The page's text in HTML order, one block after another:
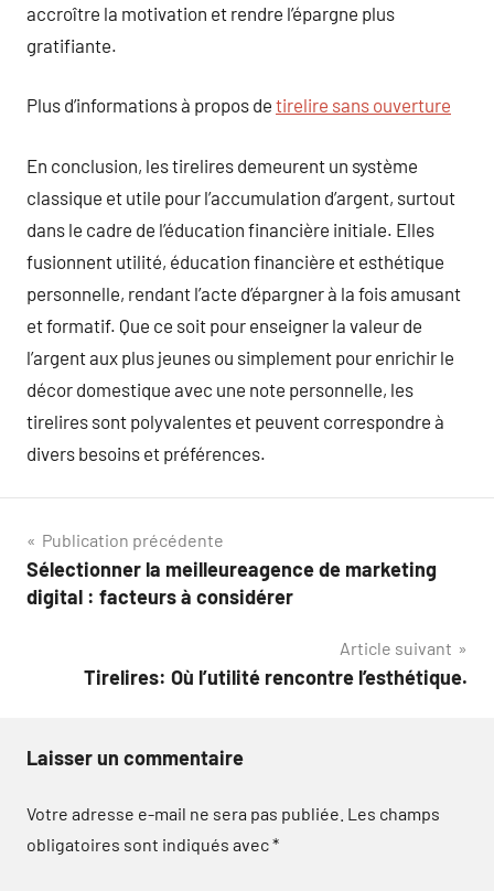
accroître la motivation et rendre l’épargne plus
gratifiante.
Plus d’informations à propos de tirelire sans ouverture
En conclusion, les tirelires demeurent un système
classique et utile pour l’accumulation d’argent, surtout
dans le cadre de l’éducation financière initiale. Elles
fusionnent utilité, éducation financière et esthétique
personnelle, rendant l’acte d’épargner à la fois amusant
et formatif. Que ce soit pour enseigner la valeur de
l’argent aux plus jeunes ou simplement pour enrichir le
décor domestique avec une note personnelle, les
tirelires sont polyvalentes et peuvent correspondre à
divers besoins et préférences.
Navigation
de
Publication précédente
Sélectionner la meilleureagence de marketing
digital : facteurs à considérer
Article suivant
Tirelires: Où l’utilité rencontre l’esthétique.
Laisser un commentaire
Votre adresse e-mail ne sera pas publiée. Les champs
obligatoires sont indiqués avec*